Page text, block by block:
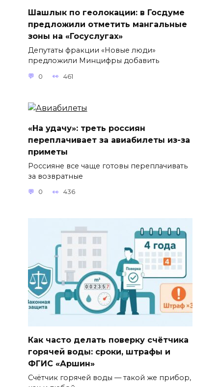
Шашлык по геолокации: в Госдуме
предложили отметить мангальные
зоны на «Госуслугах»
Депутаты фракции «Новые люди»
предложили Минцифры добавить
0 461
«На удачу»: треть россиян
переплачивает за авиабилеты из-за
приметы
Россияне все чаще готовы переплачивать
за возвратные
0 436
Как часто делать поверку счётчика
горячей воды: сроки, штрафы и
ФГИС «Аршин»
Счётчик горячей воды — такой же прибор,